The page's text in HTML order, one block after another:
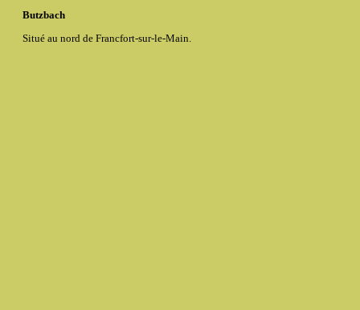
Butzbach
Situé au nord de Francfort-sur-le-Main.